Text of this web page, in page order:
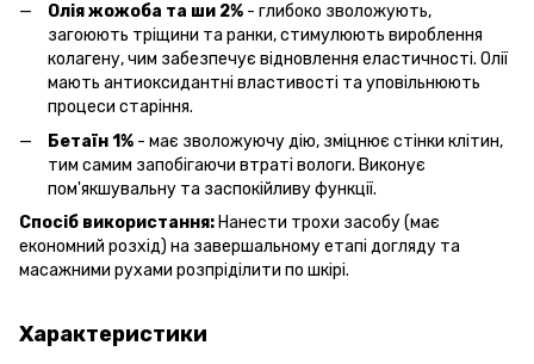
Олія жожоба та ши 2% - глибоко зволожують,
загоюють тріщини та ранки, стимулюють вироблення
колагену, чим забезпечує відновлення еластичності. Олії
мають антиоксидантні властивості та уповільнюють
процеси старіння.
Бетаїн 1% - має зволожуючу дію, зміцнює стінки клітин,
тим самим запобігаючи втраті вологи. Виконує
пом'якшувальну та заспокійливу функції.
Спосіб використання: Нанести трохи засобу (має
економний розхід) на завершальному етапі догляду та
масажними рухами розпріділити по шкірі.
Характеристики